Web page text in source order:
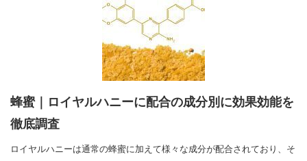
蜂蜜｜ロイヤルハニーに配合の成分別に効果効能を
徹底調査
ロイヤルハニーは通常の蜂蜜に加えて様々な成分が配合されており、そ